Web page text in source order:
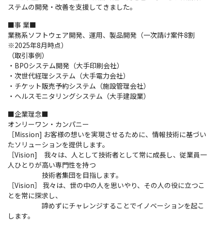
ステムの開発・改善を支援してきました。
■事 業■
業務系ソフトウェア開発、運用、製品開発（一次請け案件8割
※2025年8月時点）
（取引事例）
・BPOシステム開発（大手印刷会社）
・次世代経理システム（大手電力会社）
・チケット販売予約システム（施設管理会社）
・ヘルスモニタリングシステム（大手建設業）
■企業理念■
オンリーワン・カンパニー
［Mission] お客様の想いを実現させるために、情報技術に基づい
たソリューションを提供します。
［Vision]　我々は、人として技術者として常に成長し、従業員一
人ひとりが高い専門性を持つ
技術者集団を目指します。
［Vision］ 我々は、世の中の人を思いやり、その人の役に立つこ
とを常に探求し、
諦めずにチャレンジすることでイノベーションを起こ
します。